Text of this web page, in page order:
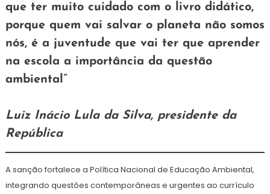
que ter muito cuidado com o livro didático,
porque quem vai salvar o planeta não somos
nós, é a juventude que vai ter que aprender
na escola a importância da questão
ambiental”
Luiz Inácio Lula da Silva, presidente da
República
A sanção fortalece a Política Nacional de Educação Ambiental,
integrando questões contemporâneas e urgentes ao currículo